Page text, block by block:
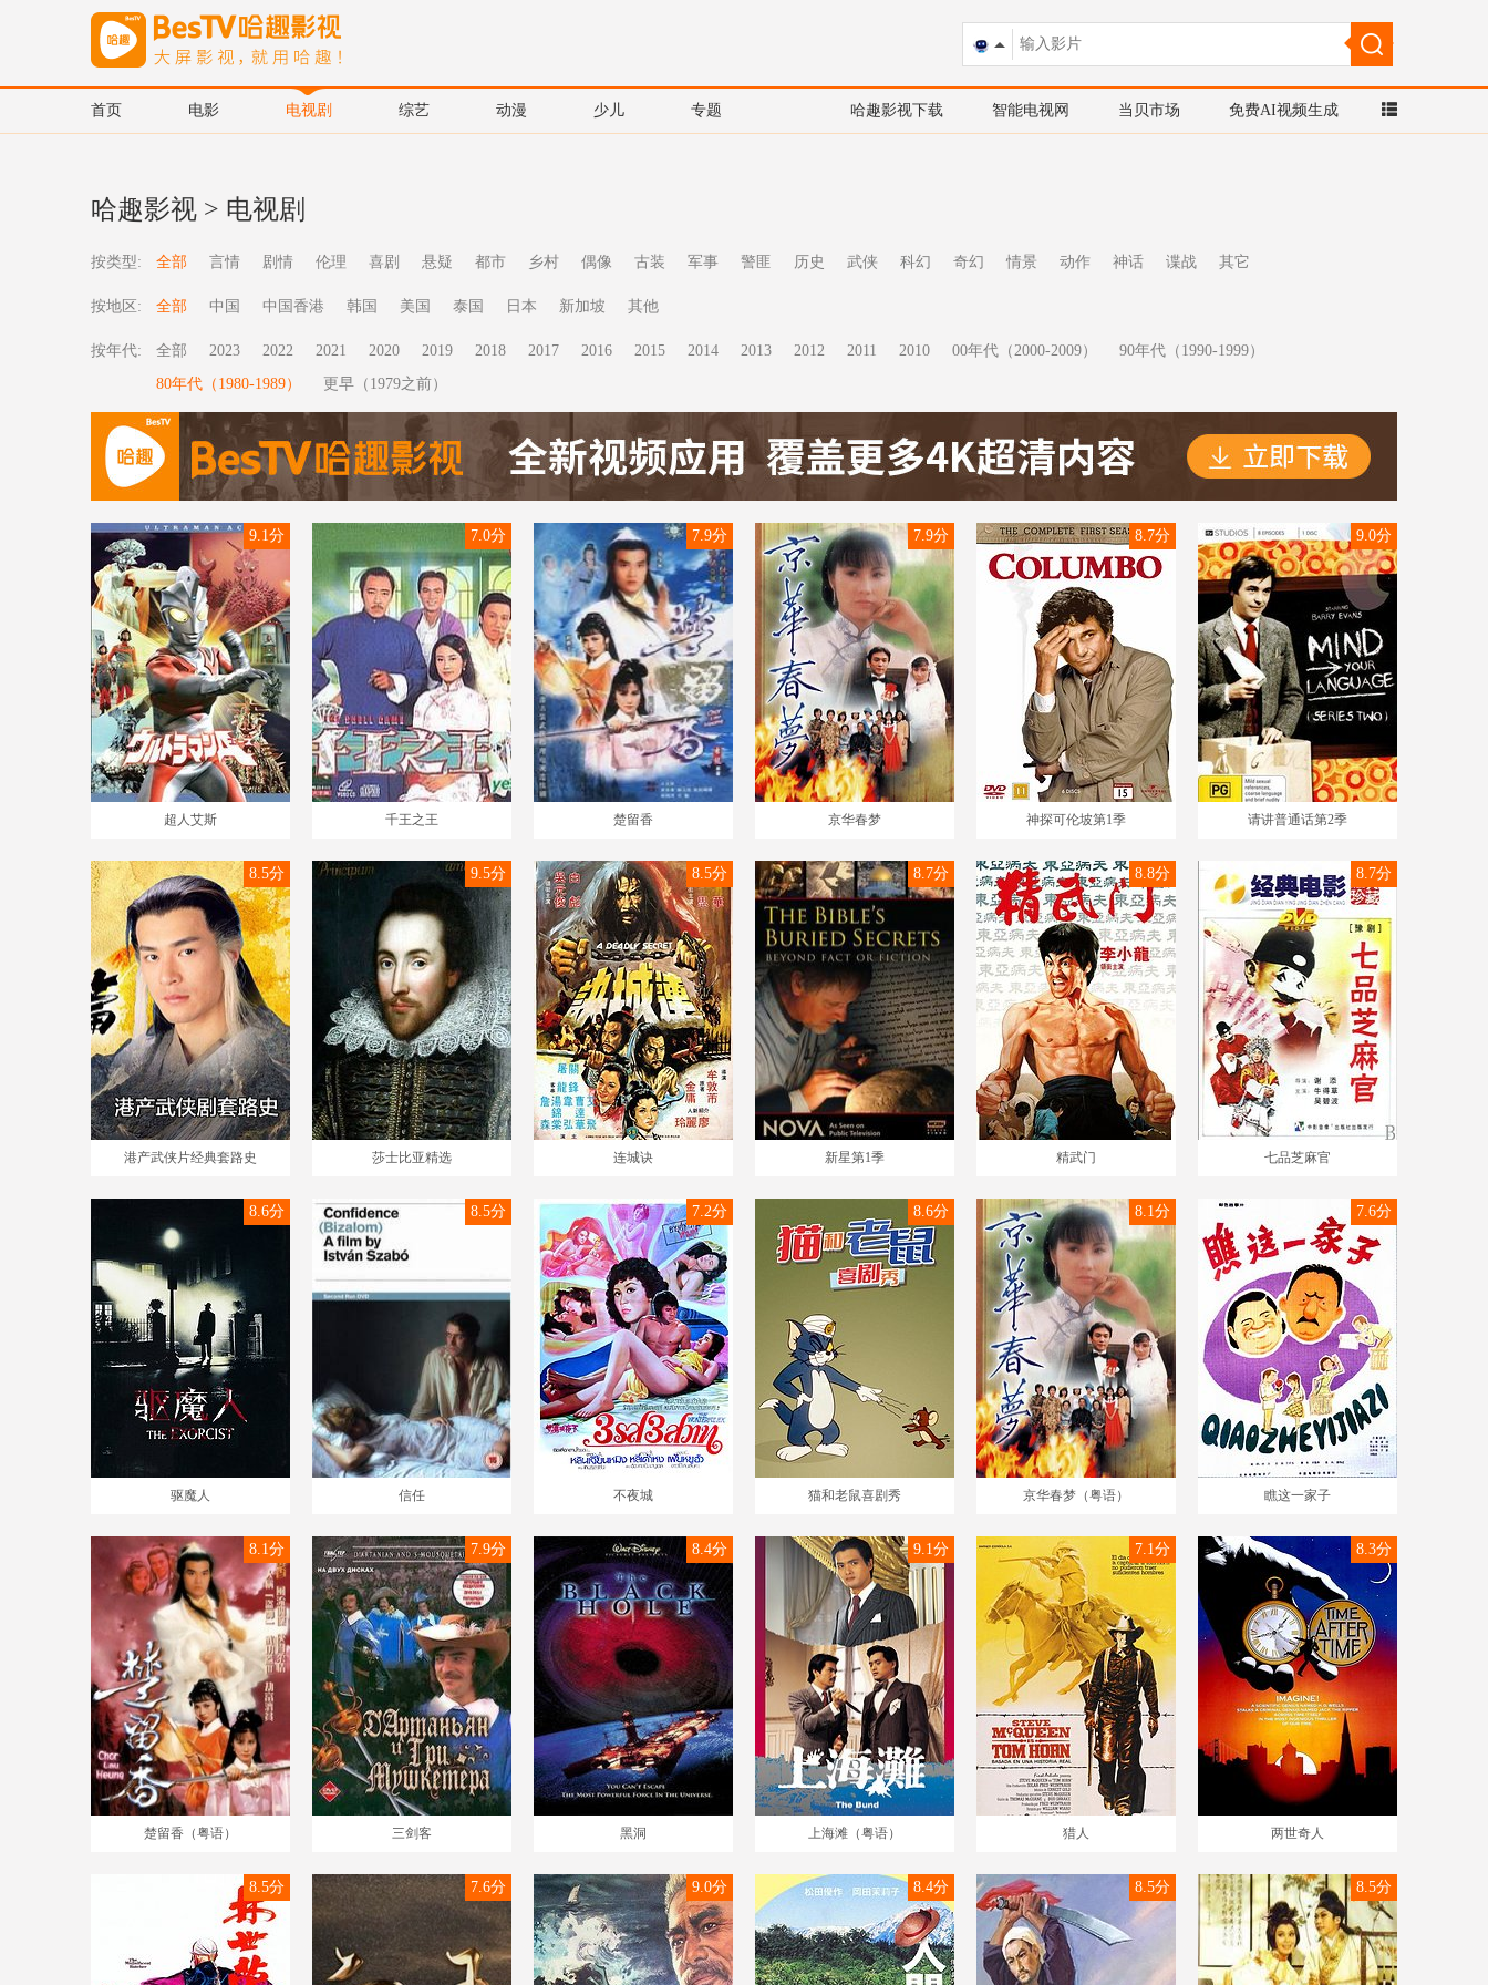
首页 电影 电视剧 综艺 动漫 少儿 专题 哈趣影视下载 智能电视网 当贝市场 免费AI视频生成
哈趣影视 > 电视剧
按类型: 全部 言情 剧情 伦理 喜剧 悬疑 都市 乡村 偶像 古装 军事 警匪 历史 武侠 科幻 奇幻 情景 动作 神话 谍战 其它
按地区: 全部 中国 中国香港 韩国 美国 泰国 日本 新加坡 其他
按年代: 全部 2023 2022 2021 2020 2019 2018 2017 2016 2015 2014 2013 2012 2011 2010 00年代（2000-2009）
90年代（1990-1999）
80年代（1980-1989）
更早（1979之前）
超人艾斯
9.1分
千王之王
7.0分
楚留香
7.9分
京华春梦
7.9分
神探可伦坡第1季
8.7分
请讲普通话第2季
9.0分
港产武侠片经典套路史
8.5分
莎士比亚精选
9.5分
连城诀
8.5分
新星第1季
8.7分
精武门
8.8分
七品芝麻官
8.7分
驱魔人
8.6分
信任
8.5分
不夜城
7.2分
猫和老鼠喜剧秀
8.6分
京华春梦（粤语）
8.1分
瞧这一家子
7.6分
楚留香（粤语）
8.1分
三剑客
7.9分
黑洞
8.4分
上海滩（粤语）
9.1分
猎人
7.1分
两世奇人
8.3分
8.5分 7.6分 9.0分 8.4分 8.5分 8.5分